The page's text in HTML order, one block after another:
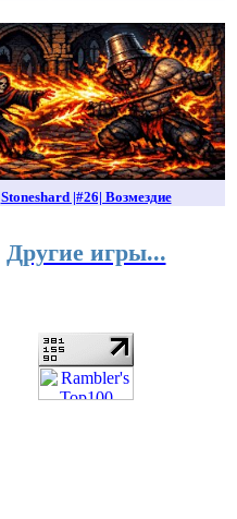
Stoneshard |#26| Возмездие
Другие игры...